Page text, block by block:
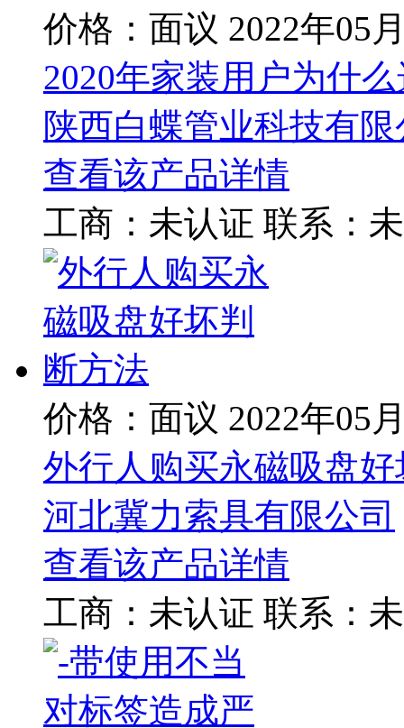
价格：面议 2022年05
2020年家装用户为什
陕西白蝶管业科技有
查看该产品详情
工商： 未认证 联系：
价格：面议 2022年05
外行人购买永磁吸盘
河北冀力索具有限公司
查看该产品详情
工商： 未认证 联系：